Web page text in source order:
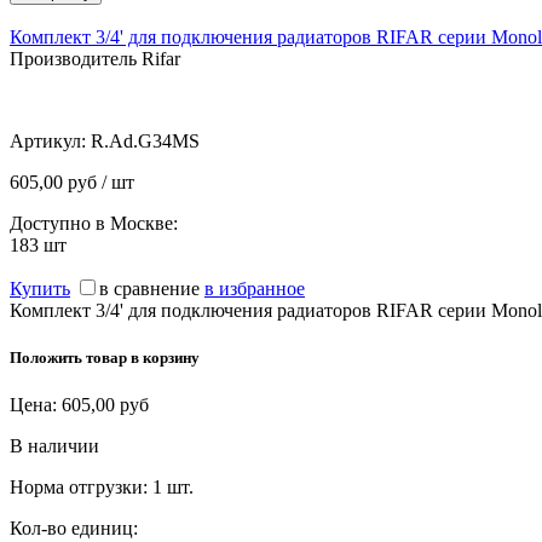
Комплект 3/4' для подключения радиаторов RIFAR серии
Производитель Rifar
Артикул: R.Ad.G34MS
605,00 руб / шт
Доступно в Москве:
183 шт
Купить в сравнение в избранное
Комплект 3/4' для подключения радиаторов RIFAR серии
Положить товар в корзину
Цена: 605,00 руб
В наличии
Норма отгрузки: 1 шт.
Кол-во единиц: